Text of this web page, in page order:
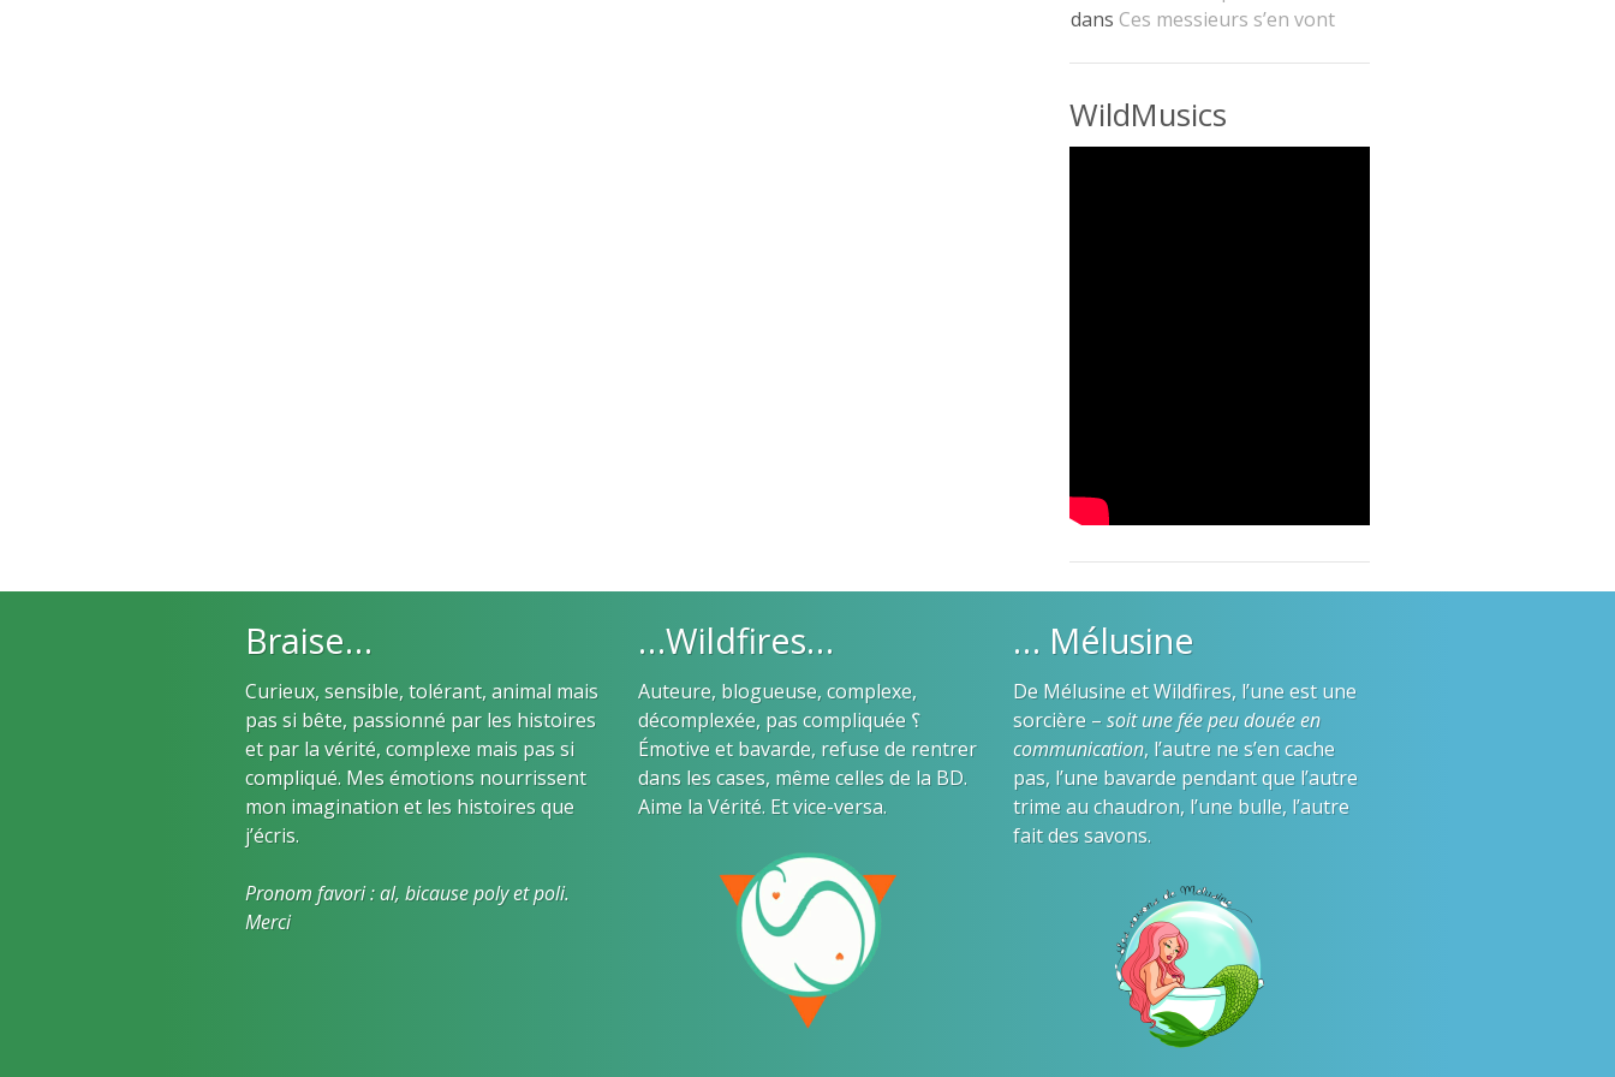
dans Ces messieurs s’en vont
WildMusics
Braise…
Curieux, sensible, tolérant, animal mais
pas si bête, passionné par les histoires
et par la vérité, complexe mais pas si
compliqué. Mes émotions nourrissent
mon imagination et les histoires que
j’écris.
Pronom favori : al, bicause poly et poli.
Merci
…Wildfires…
Auteure, blogueuse, complexe,
décomplexée, pas compliquée ؟
Émotive et bavarde, refuse de rentrer
dans les cases, même celles de la BD.
Aime la Vérité. Et vice-versa.
… Mélusine
De Mélusine et Wildfires, l’une est une
sorcière –soit une fée peu douée en
communication, l’autre ne s’en cache
pas, l’une bavarde pendant que l’autre
trime au chaudron, l’une bulle, l’autre
fait des savons.